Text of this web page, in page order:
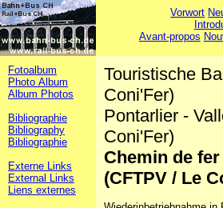
Vorwort
Avant-propos
Fotoalbum
Photo Album
Album Photos
Bibliographie
Bibliography
Bibliographie
Externe Links
External Links
Liens externes
Touristische
Coni'Fer)
Pontarlier -
Coni'Fer)
Chemin de
(CFTPV / Le